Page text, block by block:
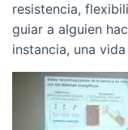
resistencia,
guiar a alguien
instancia, una